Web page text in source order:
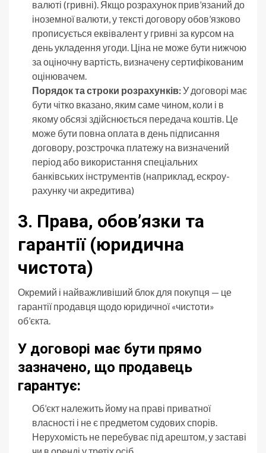
валюті (гривні). Якщо розрахунок прив’язаний до
іноземної валюти, у тексті договору обов’язково
прописується еквівалент у гривні за курсом на
день укладення угоди. Ціна не може бути нижчою
за оціночну вартість, визначену сертифікованим
оцінювачем.
Порядок та строки розрахунків:У договорі має
бути чітко вказано, яким саме чином, коли і в
якому обсязі здійснюється передача коштів. Це
може бути повна оплата в день підписання
договору, розстрочка платежу на визначений
період або використання спеціальних
банківських інструментів (наприклад, ескроу-
рахунку чи акредитива)
3. Права, обов’язки та
гарантії (юридична
чистота)
Окремий і найважливіший блок для покупця — це
гарантії продавця щодо юридичної «чистоти»
об’єкта.
У договорі має бути прямо
зазначено, що продавець
гарантує:
Об’єкт належить йому на праві приватної
власності і не є предметом судових спорів.
Нерухомість не перебуває під арештом, у заставі